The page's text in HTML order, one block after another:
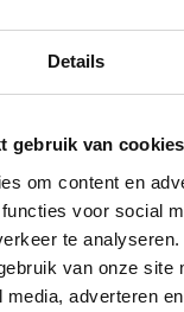
Details
gebruik van cookies
om content en
voor social
te
van onze site
adverteren
(najaar)